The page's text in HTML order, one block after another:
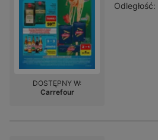
Odległość:
DOSTĘPNY W:
Carrefour